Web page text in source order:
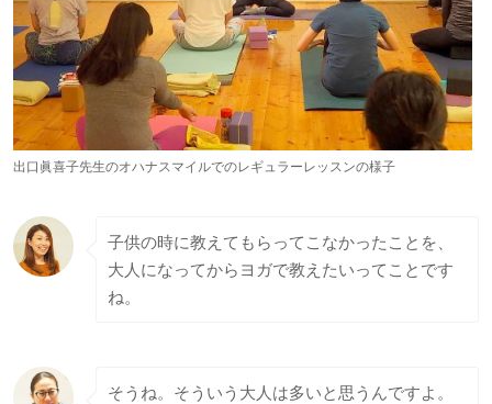
出口眞喜子先生のオハナスマイルでのレギュラーレッスンの様子
子供の時に教えてもらってこなかったことを、
大人になってからヨガで教えたいってことです
ね。
そうね。そういう大人は多いと思うんですよ。